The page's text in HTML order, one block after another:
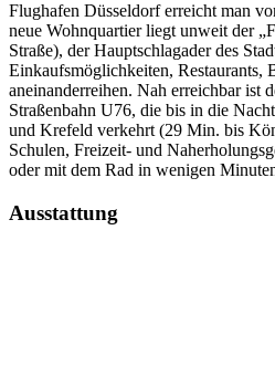
Flughafen Düsseldorf erreicht man
neue Wohnquartier liegt unweit der
Straße), der Hauptschlagader des
Einkaufsmöglichkeiten, Restaurants,
aneinanderreihen. Nah erreichbar ist
Straßenbahn U76, die bis in die
und Krefeld verkehrt (29 Min. bis
Schulen, Freizeit- und
oder mit dem Rad in wenigen
Ausstattung